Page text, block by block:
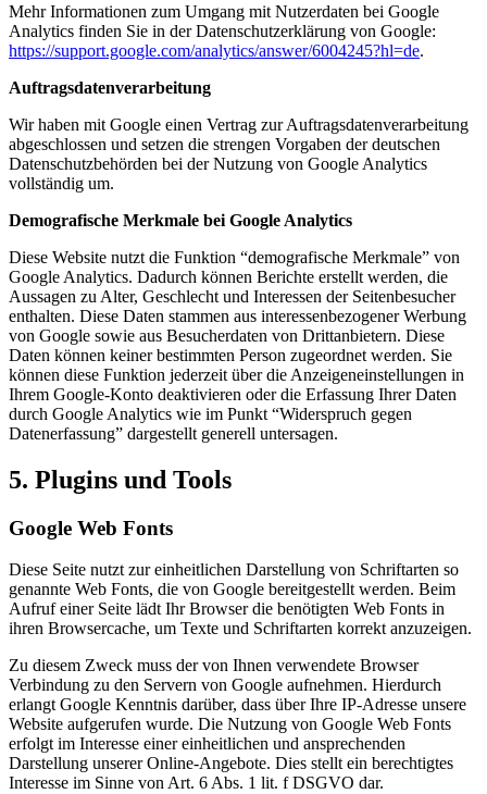
Mehr Informationen zum Umgang mit Nutzerdaten bei Google
Analytics finden Sie in der Datenschutzerklärung von Google:
https://support.google.com/analytics/answer/6004245?hl=de.
Auftragsdatenverarbeitung
Wir haben mit Google einen Vertrag zur Auftragsdatenverarbeitung
abgeschlossen und setzen die strengen Vorgaben der deutschen
Datenschutzbehörden bei der Nutzung von Google Analytics
vollständig um.
Demografische Merkmale bei Google Analytics
Diese Website nutzt die Funktion “demografische Merkmale” von
Google Analytics. Dadurch können Berichte erstellt werden, die
Aussagen zu Alter, Geschlecht und Interessen der Seitenbesucher
enthalten. Diese Daten stammen aus interessenbezogener Werbung
von Google sowie aus Besucherdaten von Drittanbietern. Diese
Daten können keiner bestimmten Person zugeordnet werden. Sie
können diese Funktion jederzeit über die Anzeigeneinstellungen in
Ihrem Google-Konto deaktivieren oder die Erfassung Ihrer Daten
durch Google Analytics wie im Punkt “Widerspruch gegen
Datenerfassung” dargestellt generell untersagen.
5. Plugins und Tools
Google Web Fonts
Diese Seite nutzt zur einheitlichen Darstellung von Schriftarten so
genannte Web Fonts, die von Google bereitgestellt werden. Beim
Aufruf einer Seite lädt Ihr Browser die benötigten Web Fonts in
ihren Browsercache, um Texte und Schriftarten korrekt anzuzeigen.
Zu diesem Zweck muss der von Ihnen verwendete Browser
Verbindung zu den Servern von Google aufnehmen. Hierdurch
erlangt Google Kenntnis darüber, dass über Ihre IP-Adresse unsere
Website aufgerufen wurde. Die Nutzung von Google Web Fonts
erfolgt im Interesse einer einheitlichen und ansprechenden
Darstellung unserer Online-Angebote. Dies stellt ein berechtigtes
Interesse im Sinne von Art. 6 Abs. 1 lit. f DSGVO dar.